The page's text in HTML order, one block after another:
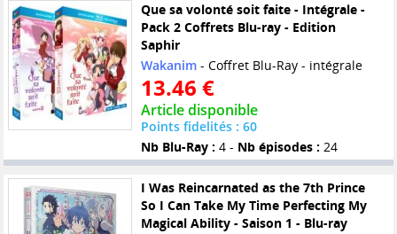
Que sa volonté soit faite - Intégrale -
Pack 2 Coffrets Blu-ray - Edition
Saphir
Wakanim- Coffret Blu-Ray - intégrale
13.46 €
Article disponible
Points fidelités : 60
Nb Blu-Ray : 4 - Nb épisodes : 24
I Was Reincarnated as the 7th Prince
So I Can Take My Time Perfecting My
Magical Ability - Saison 1 - Blu-ray